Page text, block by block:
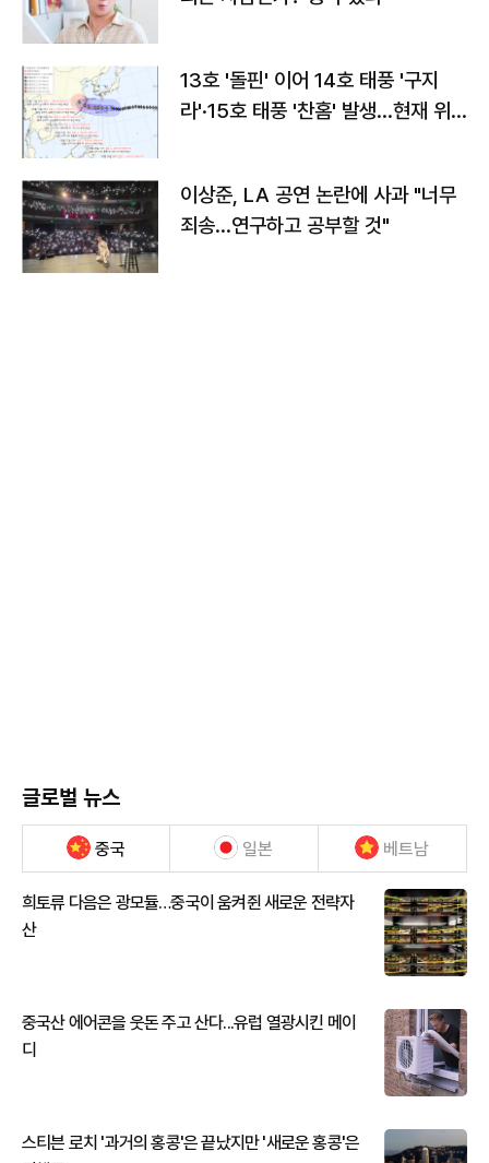
13호 '돌핀' 이어 14호 태풍 '구지
라'·15호 태풍 '찬홈' 발생…현재 위
이상준, LA 공연 논란에 사과 "너무
죄송…연구하고 공부할 것"
글로벌 뉴스
중국 일본 베트남
희토류 다음은 광모듈…중국이 움켜쥔 새로운 전략자
산
중국산 에어콘을 웃돈 주고 산다...유럽 열광시킨 메이
디
스티븐 로치 '과거의 홍콩'은 끝났지만 '새로운 홍콩'은